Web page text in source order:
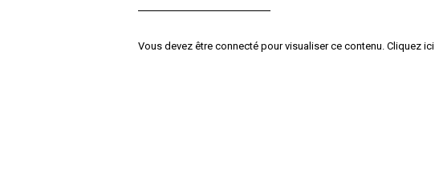
Vous devez être connecté pour visualiser ce contenu. Cliquez ici